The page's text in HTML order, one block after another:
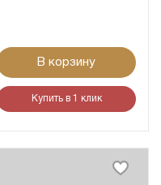
В корзину
Купить в 1 клик